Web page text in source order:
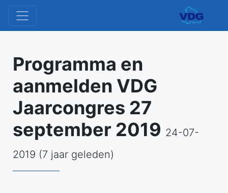
Programma en
aanmelden VDG
Jaarcongres 27
september 2019 24-07-
2019 (7 jaar geleden)